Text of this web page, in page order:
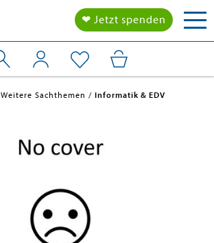
❤ Jetzt spenden
Weitere Sachthemen Informatik & EDV